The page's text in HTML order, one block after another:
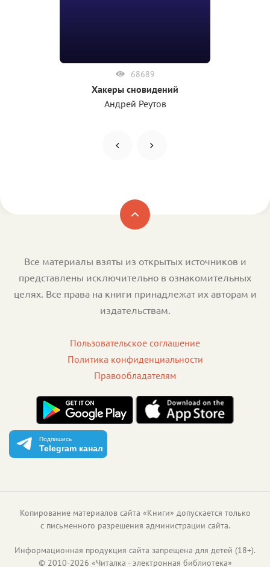
68689
Хакеры сновидений
Андрей Реутов
Все материалы взяты из открытых источников и
представлены исключительно в ознакомительных
целях. Все права на книги принадлежат их авторам и
издательствам.
Пользовательское соглашение
Политика конфиденциальности
Правообладателям
Подпишись
Telegram канал
Копирование материалов сайта «Книги» допускается только
с письменного разрешения администрации сайта.
Информационная продукция сайта запрещена для детей (18+).
© 2010-2026 «Читалка - электронная библиотека»